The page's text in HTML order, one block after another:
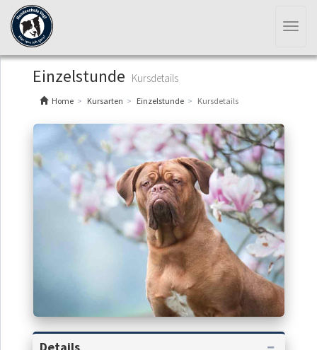
Einzelstunde Kursdetails
Home Kursarten Einzelstunde Kursdetails